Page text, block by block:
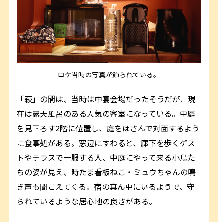
ロケ当時の写真が飾られている。
「萩」の間は、当時は中宴会場だったそうだが、現
在は露天風呂のある人気の客室になっている。中庭
を見下ろす2階に位置し、庭をはさんで対面するよう
に食事処がある。窓辺にすわると、廊下を歩くゲス
トやテラスで一服する人、中庭にやって来る小鳥た
ちの姿が見え、時たま看板ねこ・ミュウちゃんの鳴
き声も聞こえてくる。宿の真ん中にいるようで、守
られているような居心地の良さがある。